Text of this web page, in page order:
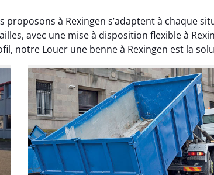
à Rexingen s’adaptent à chaque
avec une mise à disposition flexible à
notre Louer une benne à Rexingen est la